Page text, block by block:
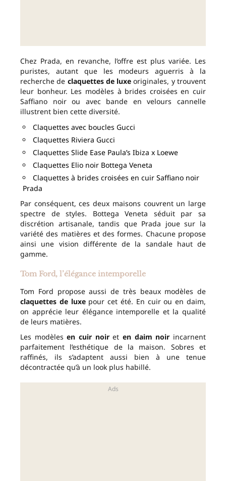
Chez Prada, en revanche, l’offre est plus variée. Les
puristes, autant que les modeurs aguerris à la
recherche de claquettes de luxe originales, y trouvent
leur bonheur. Les modèles à brides croisées en cuir
Saffiano noir ou avec bande en velours cannelle
illustrent bien cette diversité.
Claquettes avec boucles Gucci
Claquettes Riviera Gucci
Claquettes Slide Ease Paula’s Ibiza x Loewe
Claquettes Elio noir Bottega Veneta
Claquettes à brides croisées en cuir Saffiano noir
Prada
Par conséquent, ces deux maisons couvrent un large
spectre de styles. Bottega Veneta séduit par sa
discrétion artisanale, tandis que Prada joue sur la
variété des matières et des formes. Chacune propose
ainsi une vision différente de la sandale haut de
gamme.
Tom Ford, l’élégance intemporelle
Tom Ford propose aussi de très beaux modèles de
claquettes de luxepour cet été. En cuir ou en daim,
on apprécie leur élégance intemporelle et la qualité
de leurs matières.
Les modèlesen cuir noireten daim noir incarnent
parfaitement l’esthétique de la maison. Sobres et
raffinés, ils s’adaptent aussi bien à une tenue
décontractée qu’à un look plus habillé.